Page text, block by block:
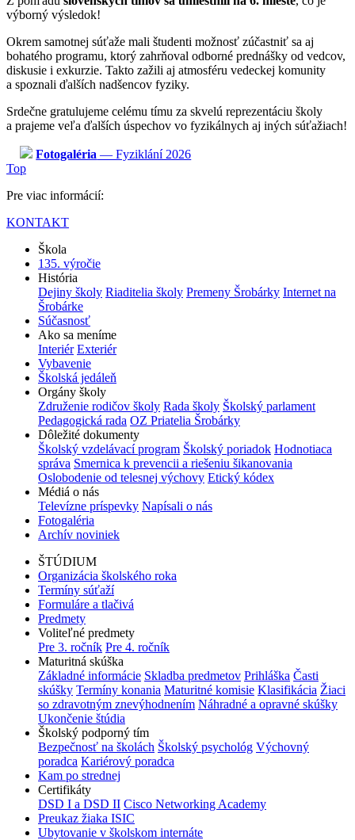
výborný výsledok!
Okrem samotnej súťaže mali študenti možnosť zúčastniť sa aj
bohatého programu, ktorý zahrňoval odborné prednášky od vedcov,
diskusie i exkurzie. Takto zažili aj atmosféru vedeckej komunity
a spoznali ďalších nadšencov fyziky.
Srdečne gratulujeme celému tímu za skvelú reprezentáciu školy
a prajeme veľa ďalších úspechov vo fyzikálnych aj iných súťažiach!
Fotogaléria — Fyziklání 2026
Top
Pre viac informácií:
KONTAKT
Škola
135. výročie
História
Dejiny školy Riaditelia školy Premeny Šrobárky Internet na
Šrobárke
Súčasnosť
Ako sa meníme
Interiér Exteriér
Vybavenie
Školská jedáleň
Orgány školy
Združenie rodičov školy Rada školy Školský parlament
Pedagogická rada OZ Priatelia Šrobárky
Dôležité dokumenty
Školský vzdelávací program Školský poriadok Hodnotiaca
správa Smernica k prevencii a riešeniu šikanovania
Oslobodenie od telesnej výchovy Etický kódex
Médiá o nás
Televízne príspevky Napísali o nás
Fotogaléria
Archív noviniek
ŠTÚDIUM
Organizácia školského roka
Termíny súťaží
Formuláre a tlačivá
Predmety
Voliteľné predmety
Pre 3. ročník Pre 4. ročník
Maturitná skúška
Základné informácie Skladba predmetov Prihláška Časti
skúšky Termíny konania Maturitné komisie Klasifikácia Žiaci
so zdravotným znevýhodnením Náhradné a opravné skúšky
Ukončenie štúdia
Školský podporný tím
Bezpečnosť na školách Školský psychológ Výchovný
poradca Kariérový poradca
Kam po strednej
Certifikáty
DSD I a DSD II Cisco Networking Academy
Preukaz žiaka ISIC
Ubytovanie v školskom internáte